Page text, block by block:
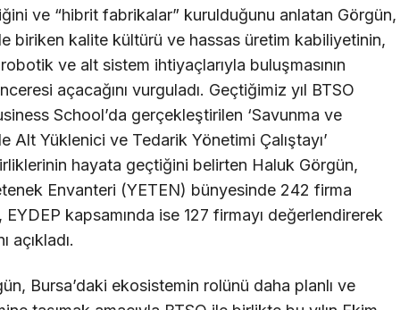
ve “hibrit fabrikalar” kurulduğunu anlatan Görgün,
biriken kalite kültürü ve hassas üretim kabiliyetinin,
ve alt sistem ihtiyaçlarıyla buluşmasının
açacağını vurguladı. Geçtiğimiz yıl BTSO
School’da gerçekleştirilen ‘Savunma ve
Alt Yüklenici ve Tedarik Yönetimi Çalıştayı’
hayata geçtiğini belirten Haluk Görgün,
Envanteri (YETEN) bünyesinde 242 firma
EYDEP kapsamında ise 127 firmayı değerlendirerek
açıkladı.
Bursa’daki ekosistemin rolünü daha planlı ve